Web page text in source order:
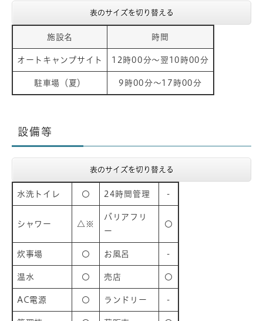
表のサイズを切り替える
施設名 時間
オートキャンプサイト 12時00分～翌10時00分
駐車場（夏） 9時00分～17時00分
設備等
表のサイズを切り替える
水洗トイレ 〇 24時間管理 -
シャワー △※
バリアフリ
ー
〇
炊事場 〇 お風呂 -
温水 〇 売店 〇
AC電源 〇 ​ランドリー -